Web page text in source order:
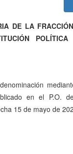
DE LA
en el P.O.
15 de mayo de